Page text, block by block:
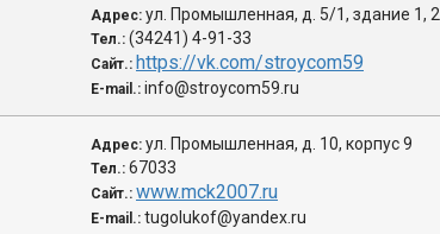
Адрес: ул. Промышленная, д. 5/1, здание 1, 2
Тел.: (34241) 4-91-33
Сайт.: https://vk.com/stroycom59
E-mail.: info@stroycom59.ru
Адрес: ул. Промышленная, д. 10, корпус 9
Тел.: 67033
Сайт.: www.mck2007.ru
E-mail.: tugolukof@yandex.ru